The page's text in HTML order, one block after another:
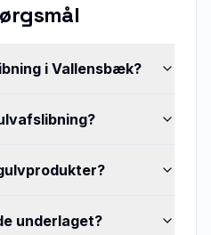
i Vallensbæk?
underlaget?